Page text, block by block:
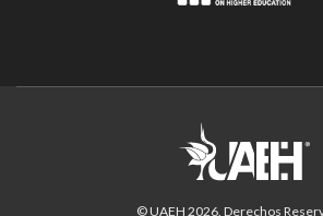
© UAEH 2026. Derechos